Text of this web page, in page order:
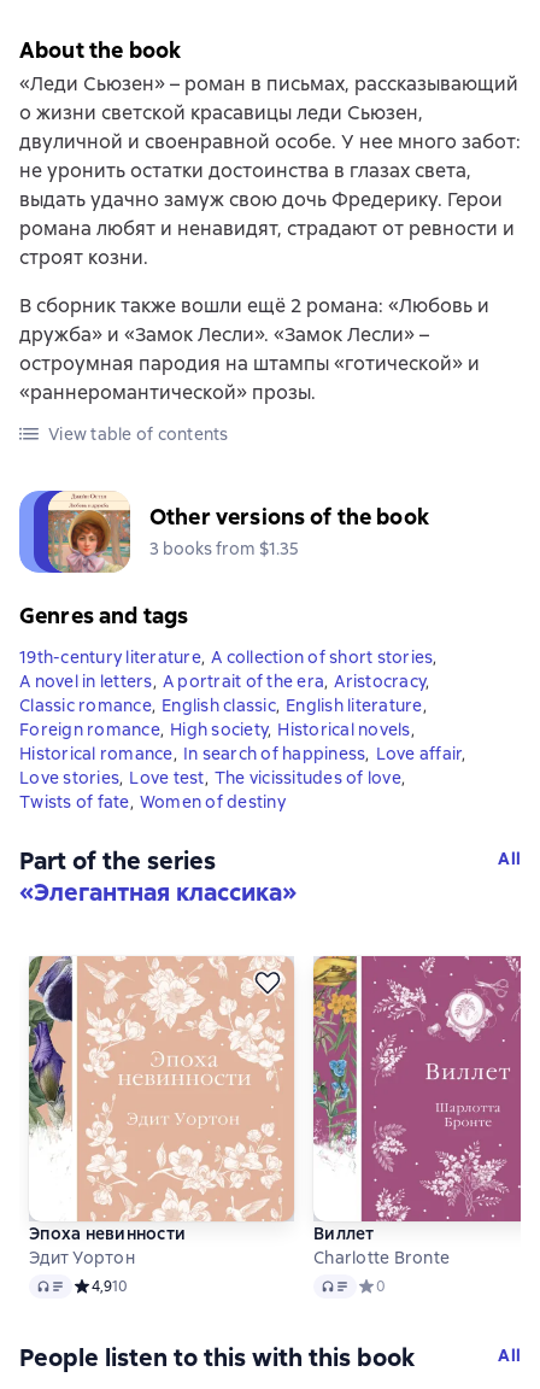
About the book
«Леди Сьюзен» – роман в письмах, рассказывающий
о жизни светской красавицы леди Сьюзен,
двуличной и своенравной особе. У нее много забот:
не уронить остатки достоинства в глазах света,
выдать удачно замуж свою дочь Фредерику. Герои
романа любят и ненавидят, страдают от ревности и
строят козни.
В сборник также вошли ещё 2 романа: «Любовь и
дружба» и «Замок Лесли». «Замок Лесли» –
остроумная пародия на штампы «готической» и
«раннеромантической» прозы.
View table of contents
Other versions of the book
3 books from $1.35
Genres and tags
19th-century literature, A collection of short stories,
A novel in letters, A portrait of the era, Aristocracy,
Classic romance, English classic, English literature,
Foreign romance, High society, Historical novels,
Historical romance, In search of happiness, Love affair,
Love stories, Love test, The vicissitudes of love,
Twists of fate, Women of destiny
Part of the series
«Элегантная классика»
All
Эпоха невинности
Эдит Уортон
Audio Средний рейтинг 4,9 на основе 10 оценок
4,910
Виллет
Charlotte Bronte
Audio Средний рейтинг 0 на
0
People listen to this with this book All